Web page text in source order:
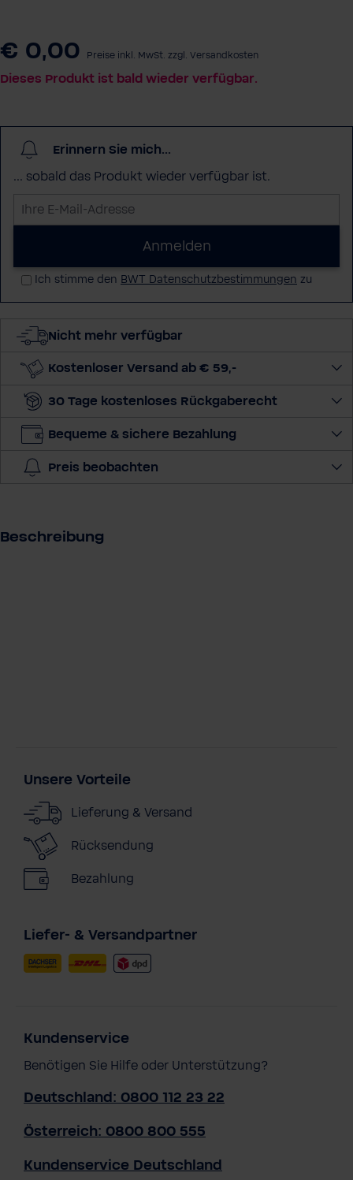
€ 0,00 Preise inkl. MwSt. zzgl. Versandkosten
Dieses Produkt ist bald wieder verfügbar.
Erinnern Sie mich...
... sobald das Produkt wieder verfügbar ist.
h
-
a
Anmelden
Ich stimme den BWT Datenschutzbestimmungen zu
Nicht mehr verfügbar
Kostenloser Versand ab € 59,-
30 Tage kostenloses Rückgaberecht
Bequeme & sichere Bezahlung
Preis beobachten
Beschreibung
Unsere Vorteile
Lieferung & Versand
Rücksendung
Bezahlung
Liefer- & Versandpartner
Kundenservice
Benötigen Sie Hilfe oder Unterstützung?
Deutschland: 0800 112 23 22
Österreich: 0800 800 555
Kundenservice Deutschland